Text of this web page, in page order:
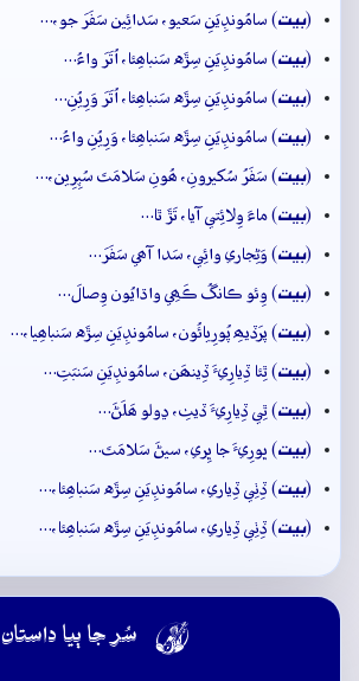
(بيت) سامُونڊِيَنِ سَعيو، سَدائِين سَفَرَ جو،…
(بيت) سامُونڊِيَنِ سِڙَه سَنباھِئا، اُتَرَ واءُ…
(بيت) سامُونڊِيَنِ سِڙَه سَنباھِئا، اُتَرَ وَرِيُنِ…
(بيت) سامُونڊِيَنِ سِڙَه سَنباھِئا، وَرِيُنِ واءُ…
(بيت) سَفَرُ سُکيرونِ، ھُونِ سَلامَتَ سُپِرِين،…
(بيت) ماءَ وِلائِتي آيا، تَڙَ ٿا…
(بيت) وَڻِجاري وائِي، سَدا آھي سَفَرَ…
(بيت) وِئو ڪانگُ ڪَھِي واڌايُون وِصالَ…
(بيت) پرَڏيھِ پُورِيائُون، سامُونڊِيَنِ سِڙَه سَنباھِيا،…
(بيت) ٿِئا ڏِيارِيءَ ڏِينھَن، سامُونڊِيَنِ سَنبَتِ…
(بيت) ٿِي ڏِيارِيءَ ڏيٺِ، ڍولو ھَلَڻَ…
(بيت) ڀورِيءَ جا ڀِري، سيڻَ سَلامَتَ…
(بيت) ڏِٺِي ڏِياري، سامُونڊِيَنِ سِڙَه سَنباھِئا،…
(بيت) ڏِٺِي ڏِياري، سامُونڊِيَنِ سِڙَه سَنباھِئا،…
 سُر جا ٻيا داستان